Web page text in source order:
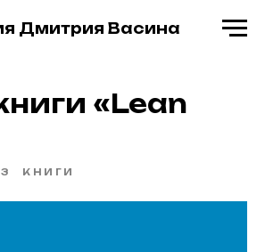
Дмитрия Васина
«Lean
КНИГИ